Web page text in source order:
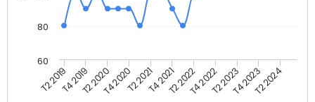
T2 2019T4 2019T2 2020T4 2020T2 2021T4 2021T2 2022T4 2022T2 2023T4 2023T2 2024
60
80